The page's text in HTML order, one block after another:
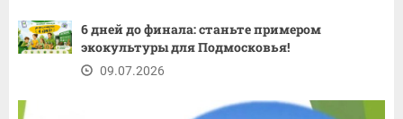
6 дней до финала: станьте примером
экокультуры для Подмосковья!
09.07.2026